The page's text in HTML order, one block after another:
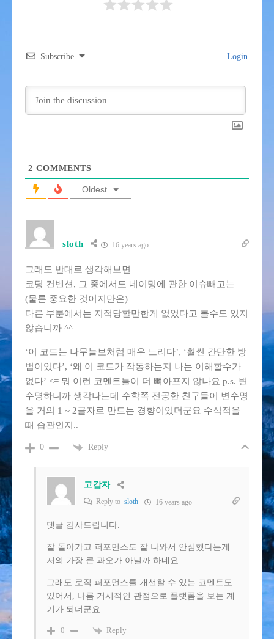
Subscribe Login
2 COMMENTS
Oldest
sloth 16 years ago
그래도 반대로 생각해보면
코딩 컨벤션, 그 중에서도 네이밍에 관한 이슈빼고는
(물론 중요한 것이지만은)
다른 부분에서는 지적당할만한게 없었다고 볼수도 있지
않습니까 ^^
‘이 코드는 나무늘보처럼 매우 느리다’, ‘훨씬 간단한 방
법이있다’, ‘왜 이 코드가 작동하는지 나는 이해할수가
없다’ <= 뭐 이런 코멘트들이 더 뼈아프지 않나요 p.s. 변
수명하니까 생각나는데 수학쪽 전공한 친구들이 변수명
을 거의 1 ~ 2글자로 만드는 경향이있더군요 수식적을
때 습관인지..
0 Reply
고감자
Reply to sloth 16 years ago
댓글 감사드립니다.
잘 돌아가고 퍼포먼스도 잘 나와서 안심했다는게
저의 가장 큰 과오가 아닐까 하네요.
그래도 로직 퍼포먼스를 개선할 수 있는 코멘트도
있어서, 나름 거시적인 관점으로 플랫폼을 보는 계
기가 되더군요.
0 Reply